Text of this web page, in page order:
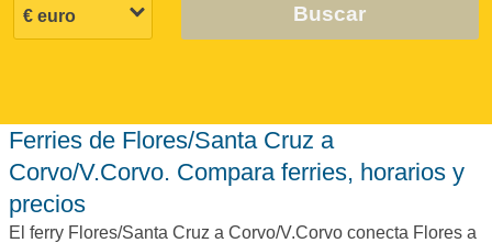
Buscar
Ferries de Flores/Santa Cruz a
Corvo/V.Corvo. Compara ferries, horarios y
precios
El ferry Flores/Santa Cruz a Corvo/V.Corvo conecta Flores a